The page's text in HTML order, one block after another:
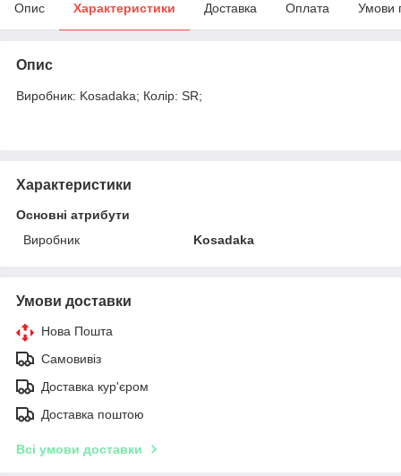
Опис Характеристики Доставка Оплата Умови
Опис
Виробник: Kosadaka; Колір: SR;
Характеристики
Основні атрибути
Виробник
Kosadaka
Умови доставки
Нова Пошта
Самовивіз
Доставка кур'єром
Доставка поштою
Всі умови доставки